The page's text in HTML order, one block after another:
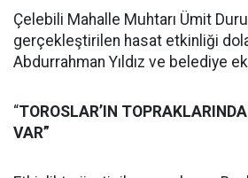
Çelebili Mahalle Muhtarı Ümit
gerçekleştirilen hasat etkinliği
Abdurrahman Yıldız ve belediye
“TOROSLAR’IN
VAR”